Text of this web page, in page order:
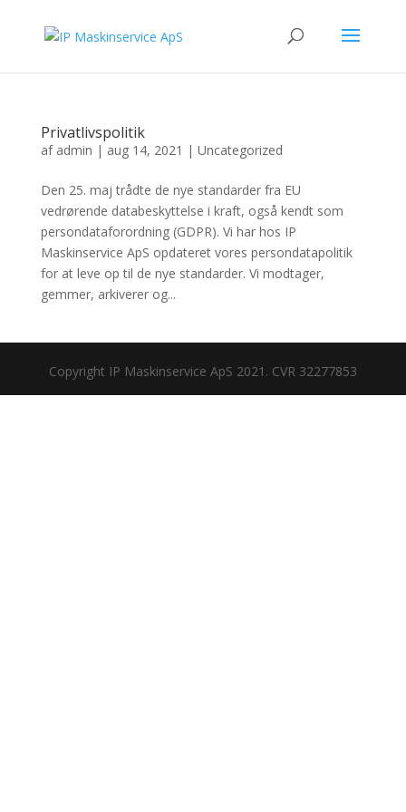
Privatlivspolitik
af admin | aug 14, 2021 | Uncategorized
Den 25. maj trådte de nye standarder fra EU
vedrørende databeskyttelse i kraft, også kendt som
persondataforordning (GDPR). Vi har hos IP
Maskinservice ApS opdateret vores persondatapolitik
for at leve op til de nye standarder. Vi modtager,
gemmer, arkiverer og...
Copyright IP Maskinservice ApS 2021. CVR 32277853